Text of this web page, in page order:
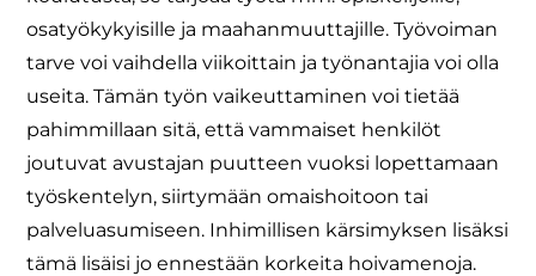
osatyökykyisille ja maahanmuuttajille. Työvoiman
tarve voi vaihdella viikoittain ja työnantajia voi olla
useita. Tämän työn vaikeuttaminen voi tietää
pahimmillaan sitä, että vammaiset henkilöt
joutuvat avustajan puutteen vuoksi lopettamaan
työskentelyn, siirtymään omaishoitoon tai
palveluasumiseen. Inhimillisen kärsimyksen lisäksi
tämä lisäisi jo ennestään korkeita hoivamenoja.